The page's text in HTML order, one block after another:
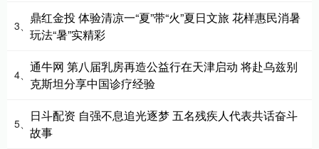
3、
鼎红金投 体验清凉一“夏”带“火”夏日文旅 花样惠民消暑
玩法“暑”实精彩
4、
通牛网 第八届乳房再造公益行在天津启动 将赴乌兹别
克斯坦分享中国诊疗经验
5、
日斗配资 自强不息追光逐梦 五名残疾人代表共话奋斗
故事